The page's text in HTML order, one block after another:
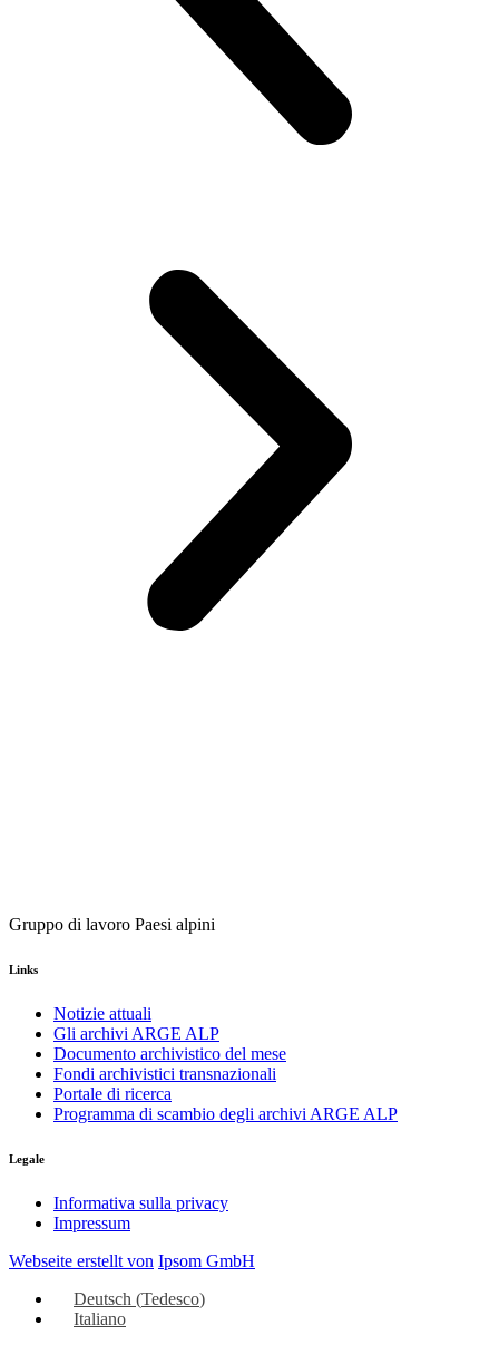
Gruppo di lavoro Paesi alpini
Links
Notizie attuali
Gli archivi ARGE ALP
Documento archivistico del mese
Fondi archivistici transnazionali
Portale di ricerca
Programma di scambio degli archivi ARGE ALP
Legale
Informativa sulla privacy
Impressum
Webseite erstellt von Ipsom GmbH
Deutsch (Tedesco)
Italiano